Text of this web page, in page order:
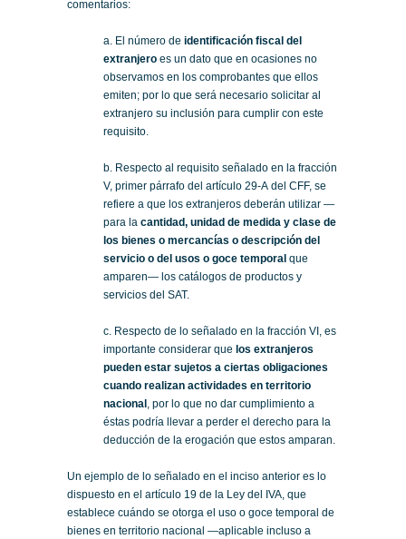
comentarios:
a. El número de identificación fiscal del
extranjero es un dato que en ocasiones no
observamos en los comprobantes que ellos
emiten; por lo que será necesario solicitar al
extranjero su inclusión para cumplir con este
requisito.
b. Respecto al requisito señalado en la fracción
V, primer párrafo del artículo 29-A del CFF, se
refiere a que los extranjeros deberán utilizar —
para la cantidad, unidad de medida y clase de
los bienes o mercancías o descripción del
servicio o del usos o goce temporal que
amparen— los catálogos de productos y
servicios del SAT.
c. Respecto de lo señalado en la fracción VI, es
importante considerar que los extranjeros
pueden estar sujetos a ciertas obligaciones
cuando realizan actividades en territorio
nacional , por lo que no dar cumplimiento a
éstas podría llevar a perder el derecho para la
deducción de la erogación que estos amparan.
Un ejemplo de lo señalado en el inciso anterior es lo
dispuesto en el artículo 19 de la Ley del IVA, que
establece cuándo se otorga el uso o goce temporal de
bienes en territorio nacional —aplicable incluso a